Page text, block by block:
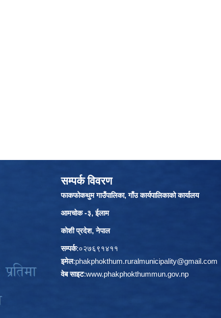
सम्पर्क विवरण
फाकफोकथुम गाउँपालिका, गाँउ कार्यपालिकाको कार्यालय
आमचोक -३, ईलाम
कोशी प्रदेश, नेपाल
सम्पर्क:०२७६९१४११
इमेल:phakphokthum.ruralmunicipality@gmail.com
वेब साइट:www.phakphokthummun.gov.np